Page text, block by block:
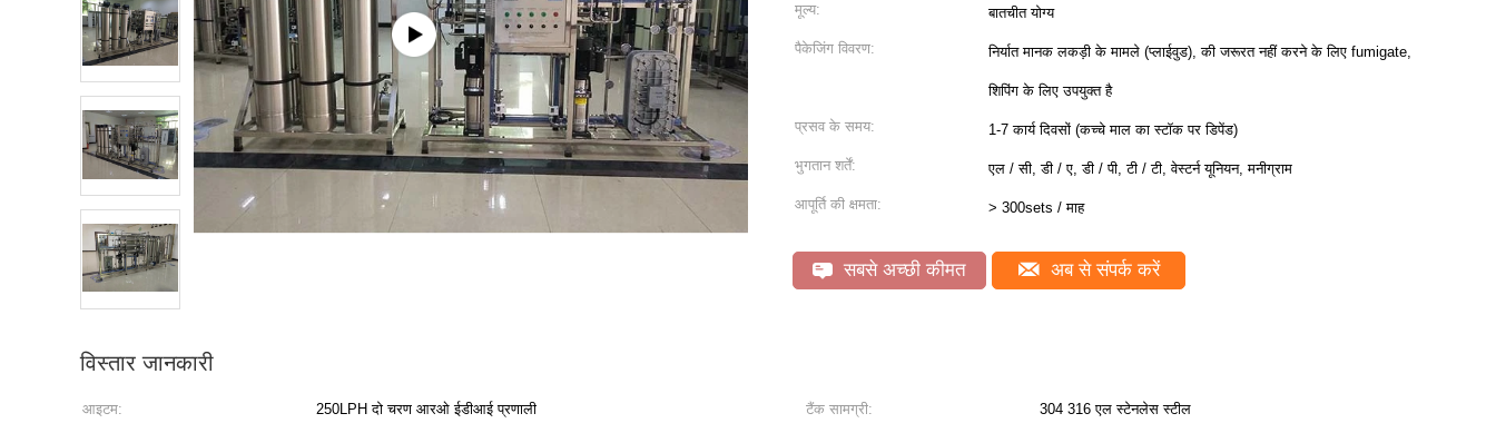
मूल्य: बातचीत योग्य
पैकेजिंग विवरण: निर्यात मानक लकड़ी के मामले (प्लाईवुड), की जरूरत नहीं करने के लिए fumigate,
शिपिंग के लिए उपयुक्त है
प्रसव के समय: 1-7 कार्य दिवसों (कच्चे माल का स्टॉक पर डिपेंड)
भुगतान शर्तें: एल / सी, डी / ए, डी / पी, टी / टी, वेस्टर्न यूनियन, मनीग्राम
आपूर्ति की क्षमता: > 300sets / माह
सबसे अच्छी कीमत अब से संपर्क करें
विस्तार जानकारी
आइटम: 250LPH दो चरण आरओ ईडीआई प्रणाली टैंक सामग्री:
304 316 एल स्टेनलेस स्टील